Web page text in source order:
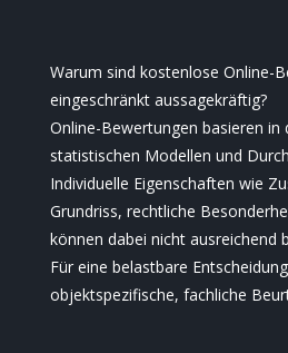
Warum sind kostenlose Online-
eingeschränkt aussagekräftig?
Online-Bewertungen basieren in
statistischen Modellen und
Individuelle Eigenschaften wie
Grundriss, rechtliche
können dabei nicht ausreichend
Für eine belastbare
objektspezifische, fachliche